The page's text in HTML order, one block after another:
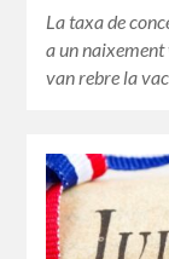
La taxa de
a un naixement
van rebre la